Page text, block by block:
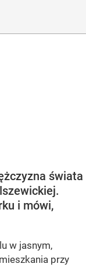
świata
i mówi,
w jasnym,
przy